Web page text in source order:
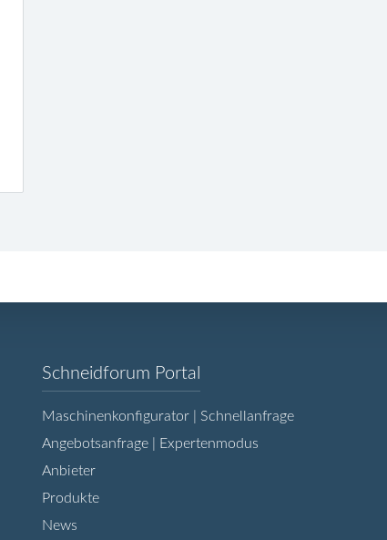
Schneidforum Portal
überspringen
Maschinenkonfigurator | Schnellanfrage
Angebotsanfrage | Expertenmodus
Anbieter
Produkte
News